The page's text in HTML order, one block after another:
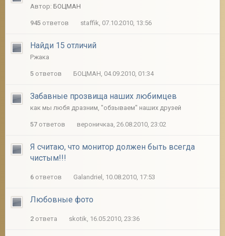
Автор: БОЦМАН
945 ответов staffik, 07.10.2010, 13:56
Найди 15 отличий
Ржака
5 ответов БОЦМАН, 04.09.2010, 01:34
Забавные прозвища наших любимцев
как мы любя дразним, "обзываем" наших друзей
57 ответов вероничкаа, 26.08.2010, 23:02
Я считаю, что монитор должен быть всегда
чистым!!!
6 ответов Galandriel, 10.08.2010, 17:53
Любовные фото
2 ответа skotik, 16.05.2010, 23:36